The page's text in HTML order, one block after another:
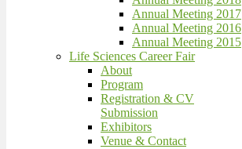
Annual Meeting 2017
Annual Meeting 2016
Annual Meeting 2015
Life Sciences Career Fair
About
Program
Registration & CV
Submission
Exhibitors
Venue & Contact